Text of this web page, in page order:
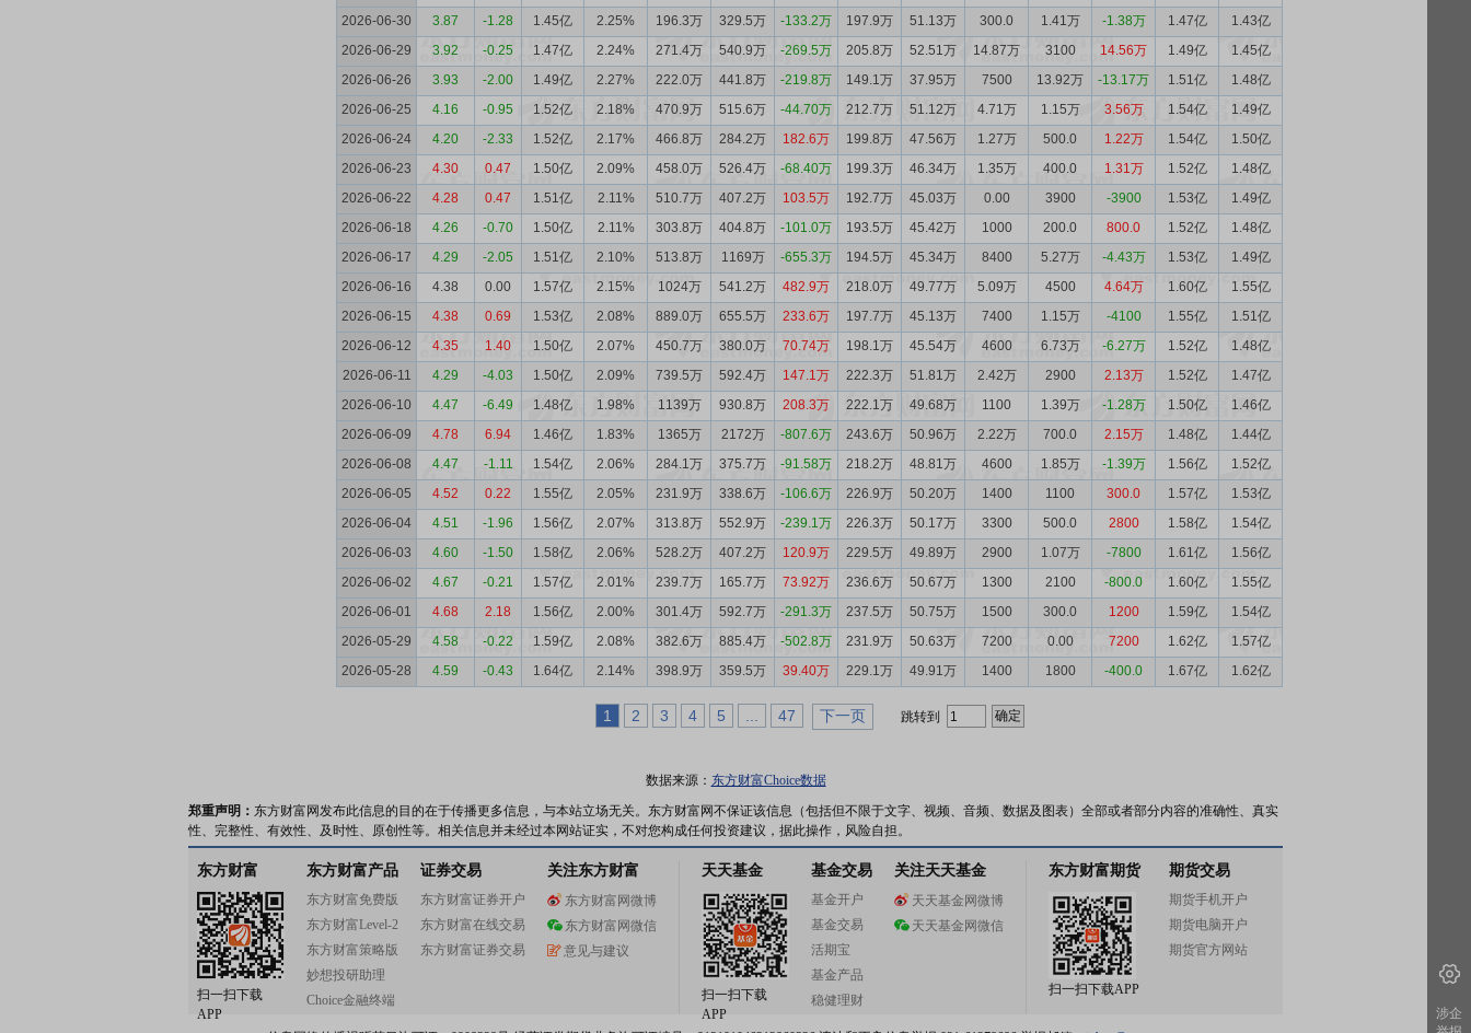
2026-06-30
3.87 -1.28 1.45亿 2.25% 196.3万 329.5万 -133.2万 197.9万 51.13万 300.0 1.41万 -1.38万 1.47亿
1.43亿
2026-06-29
3.92 -0.25 1.47亿 2.24% 271.4万 540.9万 -269.5万 205.8万 52.51万 14.87万 3100 14.56万 1.49亿
1.45亿
2026-06-26
3.93 -2.00 1.49亿 2.27% 222.0万 441.8万 -219.8万 149.1万 37.95万 7500 13.92万 -13.17万 1.51亿
1.48亿
2026-06-25
4.16 -0.95 1.52亿 2.18% 470.9万 515.6万 -44.70万 212.7万 51.12万 4.71万 1.15万 3.56万 1.54亿
1.49亿
2026-06-24
4.20 -2.33 1.52亿 2.17% 466.8万 284.2万 182.6万 199.8万 47.56万 1.27万 500.0 1.22万 1.54亿
1.50亿
2026-06-23
4.30 0.47 1.50亿 2.09% 458.0万 526.4万 -68.40万 199.3万 46.34万 1.35万 400.0 1.31万 1.52亿
1.48亿
2026-06-22
4.28 0.47 1.51亿 2.11% 510.7万 407.2万 103.5万 192.7万 45.03万 0.00 3900 -3900 1.53亿
1.49亿
2026-06-18
4.26 -0.70 1.50亿 2.11% 303.8万 404.8万 -101.0万 193.5万 45.42万 1000 200.0 800.0 1.52亿
1.48亿
2026-06-17
4.29 -2.05 1.51亿 2.10% 513.8万 1169万 -655.3万 194.5万 45.34万 8400 5.27万 -4.43万 1.53亿
1.49亿
2026-06-16
4.38 0.00 1.57亿 2.15% 1024万 541.2万 482.9万 218.0万 49.77万 5.09万 4500 4.64万 1.60亿
1.55亿
2026-06-15
4.38 0.69 1.53亿 2.08% 889.0万 655.5万 233.6万 197.7万 45.13万 7400 1.15万 -4100 1.55亿
1.51亿
2026-06-12
4.35 1.40 1.50亿 2.07% 450.7万 380.0万 70.74万 198.1万 45.54万 4600 6.73万 -6.27万 1.52亿
1.48亿
2026-06-11
4.29 -4.03 1.50亿 2.09% 739.5万 592.4万 147.1万 222.3万 51.81万 2.42万 2900 2.13万 1.52亿
1.47亿
2026-06-10
4.47 -6.49 1.48亿 1.98% 1139万 930.8万 208.3万 222.1万 49.68万 1100 1.39万 -1.28万 1.50亿
1.46亿
2026-06-09
4.78 6.94 1.46亿 1.83% 1365万 2172万 -807.6万 243.6万 50.96万 2.22万 700.0 2.15万 1.48亿
1.44亿
2026-06-08
4.47 -1.11 1.54亿 2.06% 284.1万 375.7万 -91.58万 218.2万 48.81万 4600 1.85万 -1.39万 1.56亿
1.52亿
2026-06-05
4.52 0.22 1.55亿 2.05% 231.9万 338.6万 -106.6万 226.9万 50.20万 1400 1100 300.0 1.57亿
1.53亿
2026-06-04
4.51 -1.96 1.56亿 2.07% 313.8万 552.9万 -239.1万 226.3万 50.17万 3300 500.0 2800 1.58亿
1.54亿
2026-06-03
4.60 -1.50 1.58亿 2.06% 528.2万 407.2万 120.9万 229.5万 49.89万 2900 1.07万 -7800 1.61亿
1.56亿
2026-06-02
4.67 -0.21 1.57亿 2.01% 239.7万 165.7万 73.92万 236.6万 50.67万 1300 2100 -800.0 1.60亿
1.55亿
2026-06-01
4.68 2.18 1.56亿 2.00% 301.4万 592.7万 -291.3万 237.5万 50.75万 1500 300.0 1200 1.59亿
1.54亿
2026-05-29
4.58 -0.22 1.59亿 2.08% 382.6万 885.4万 -502.8万 231.9万 50.63万 7200 0.00 7200 1.62亿
1.57亿
2026-05-28
4.59 -0.43 1.64亿 2.14% 398.9万 359.5万 39.40万 229.1万 49.91万 1400 1800 -400.0 1.67亿 1.62亿
1 2 3 4 5 47 下一页 跳转到
数据来源： 东方财富Choice数据
郑重声明： 东方财富网发布此信息的目的在于传播更多信息，与本站立场无关。东方财富网不保证该信息（包括但不限于文字、视频、音频、数据及图表）全部或者部分内容的准确性、真实
性、完整性、有效性、及时性、原创性等。相关信息并未经过本网站证实，不对您构成任何投资建议，据此操作，风险自担。
东方财富
扫一扫下载
APP
东方财富产品
东方财富免费版
东方财富Level-2
东方财富策略版
妙想投研助理
Choice金融终端
证券交易
东方财富证券开户
东方财富在线交易
东方财富证券交易
关注东方财富
东方财富网微博
东方财富网微信
意见与建议
天天基金
扫一扫下载
APP
基金交易
基金开户
基金交易
活期宝
基金产品
稳健理财
关注天天基金
天天基金网微博
天天基金网微信
东方财富期货
扫一扫下载APP
期货交易
期货手机开户
期货电脑开户
期货官方网站
涉企